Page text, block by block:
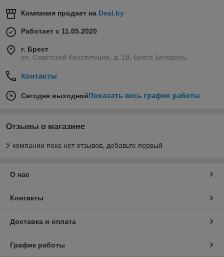
Компания продает на Deal.by
Работает с 11.05.2020
г. Брест
ул. Советской Конституции, д. 18, Брест, Беларусь
Контакты
Сегодня выходнойПоказать весь график работы
Отзывы о магазине
У компании пока нет отзывов, добавьте первый
О нас
Контакты
Доставка и оплата
График работы